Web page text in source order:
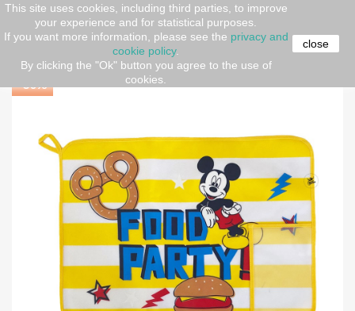
This site uses cookies, including third parties, to improve
your experience and for statistical purposes.
If you want more information, please see the privacy and
cookie policy.
By clicking the "Ok" button you agree to the use of
cookies.
close
Home kids Cartoon Disney & Marvel
plastificata "Mickey Party"
-30%